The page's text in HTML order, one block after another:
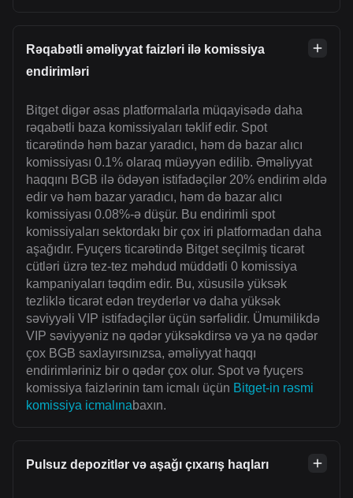
Rəqabətli əməliyyat faizləri ilə komissiya
endirimləri
Bitget digər əsas platformalarla müqayisədə daha
rəqabətli baza komissiyaları təklif edir. Spot
ticarətində həm bazar yaradıcı, həm də bazar alıcı
komissiyası 0.1% olaraq müəyyən edilib. Əməliyyat
haqqını BGB ilə ödəyən istifadəçilər 20% endirim əldə
edir və həm bazar yaradıcı, həm də bazar alıcı
komissiyası 0.08%-ə düşür. Bu endirimli spot
komissiyaları sektordakı bir çox iri platformadan daha
aşağıdır. Fyuçers ticarətində Bitget seçilmiş ticarət
cütləri üzrə tez-tez məhdud müddətli 0 komissiya
kampaniyaları təqdim edir. Bu, xüsusilə yüksək
tezliklə ticarət edən treyderlər və daha yüksək
səviyyəli VIP istifadəçilər üçün sərfəlidir. Ümumilikdə
VIP səviyyəniz nə qədər yüksəkdirsə və ya nə qədər
çox BGB saxlayırsınızsa, əməliyyat haqqı
endirimləriniz bir o qədər çox olur. Spot və fyuçers
komissiya faizlərinin tam icmalı üçün Bitget-in rəsmi
komissiya icmalınabaxın.
Pulsuz depozitlər və aşağı çıxarış haqları